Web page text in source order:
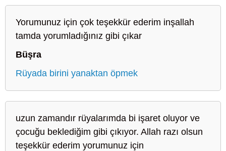
Yorumunuz için çok teşekkür ederim inşallah
tamda yorumladığınız gibi çıkar
Büşra
Rüyada birini yanaktan öpmek
uzun zamandır rüyalarımda bi işaret oluyor ve
çocuğu beklediğim gibi çıkıyor. Allah razı olsun
teşekkür ederim yorumunuz için